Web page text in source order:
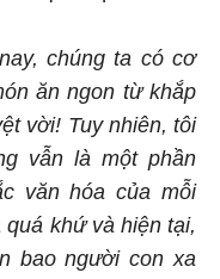
chúng ta có cơ
ăn ngon từ khắp
vời! Tuy nhiên, tôi
vẫn là một phần
văn hóa của mỗi
khứ và hiện tại,
bao người con xa